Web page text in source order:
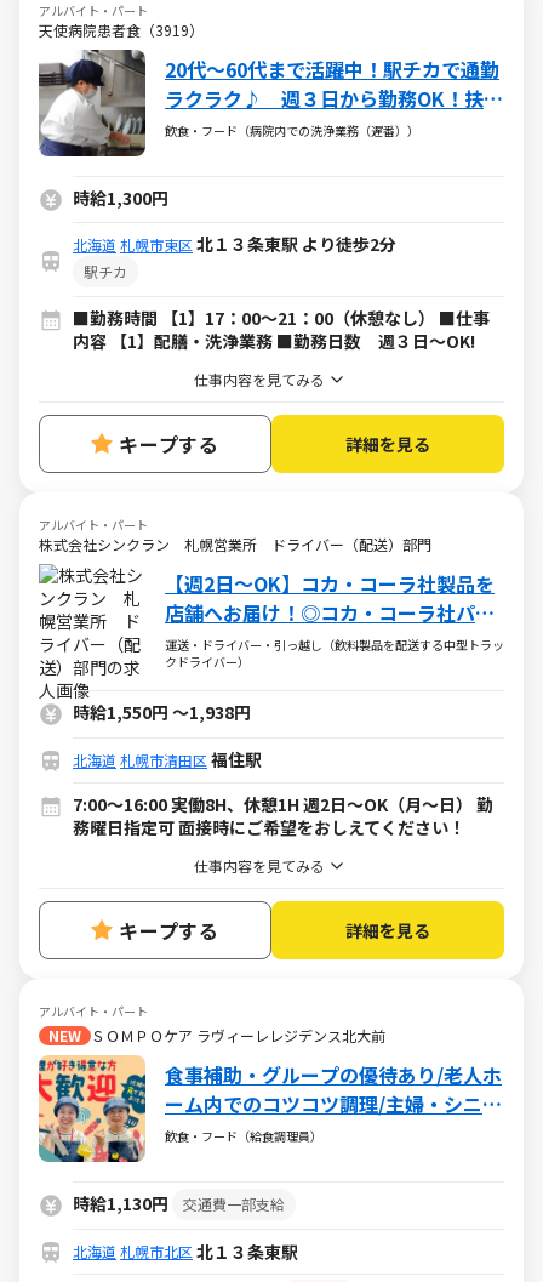
アルバイト・パート
天使病院患者食（3919）
20代～60代まで活躍中！駅チカで通勤
ラクラク♪ 週３日から勤務OK！扶養
内勤務も可能◎
飲食・フード（病院内での洗浄業務（遅番））
時給1,300円
北海道 札幌市東区 北１３条東駅 より徒歩2分
駅チカ
■勤務時間 【1】17：00～21：00（休憩なし） ■仕事
内容 【1】配膳・洗浄業務 ■勤務日数 週３日～OK!
仕事内容を見てみる
キープする 詳細を見る
アルバイト・パート
株式会社シンクラン 札幌営業所 ドライバー（配送）部門
【週2日～OK】コカ・コーラ社製品を
店舗へお届け！◎コカ・コーラ社パー
トナー企業
運送・ドライバー・引っ越し（飲料製品を配送する中型トラッ
クドライバー）
時給1,550円 ～1,938円
北海道 札幌市清田区 福住駅
7:00～16:00 実働8H、休憩1H 週2日～OK（月～日） 勤
務曜日指定可 面接時にご希望をおしえてください！
仕事内容を見てみる
キープする 詳細を見る
アルバイト・パート
NEW ＳＯＭＰＯケア ラヴィーレレジデンス北大前
食事補助・グループの優待あり/老人ホ
ーム内でのコツコツ調理/主婦・シニア
活躍中/扶養内・WワークもOK
飲食・フード（給食調理員）
時給1,130円 交通費一部支給
北海道 札幌市北区 北１３条東駅